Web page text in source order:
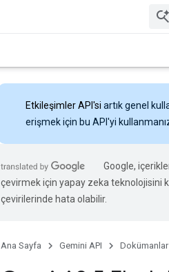
Etkileşimler API'si artık genel
erişmek için bu API'yi
Google,
çevirmek için yapay zeka teknolojisini
çevirilerinde hata olabilir.
Ana Sayfa Gemini API Dokümanlar